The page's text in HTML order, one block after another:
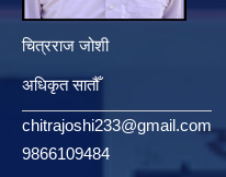
चित्रराज जोशी
अधिकृत सातौँ
chitrajoshi233@gmail.com
9866109484